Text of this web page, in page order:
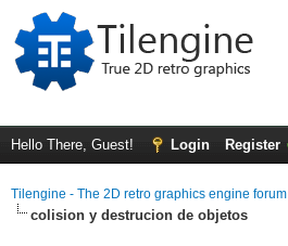
Hello There, Guest! Login Register
Tilengine - The 2D retro graphics engine forum
colision y destrucion de objetos